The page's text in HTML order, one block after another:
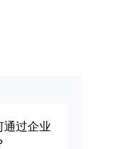
通过企业